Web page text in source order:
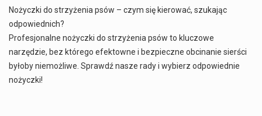
Nożyczki do strzyżenia psów – czym się kierować, szukając
odpowiednich?
Profesjonalne nożyczki do strzyżenia psów to kluczowe
narzędzie, bez którego efektowne i bezpieczne obcinanie sierści
byłoby niemożliwe. Sprawdź nasze rady i wybierz odpowiednie
nożyczki!